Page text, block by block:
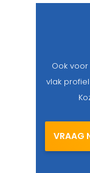
Ook
vlak
VRAAG